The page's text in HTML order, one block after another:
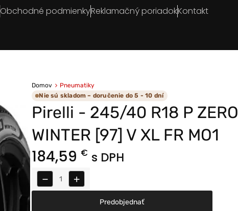
Obchodné podmienkyReklamačný poriadokKontakt
Domov
Pneumatiky
Nie sú skladom – doručenie do 5 - 10 dní
Pirelli - 245/40 R18 P ZERO
WINTER [97] V XL FR MO1
184,59 € s DPH
− +
Predobjednať